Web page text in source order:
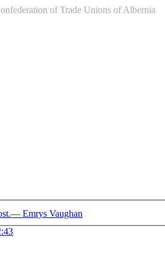
of Trade Unions of Albernia
Emrys Vaughan